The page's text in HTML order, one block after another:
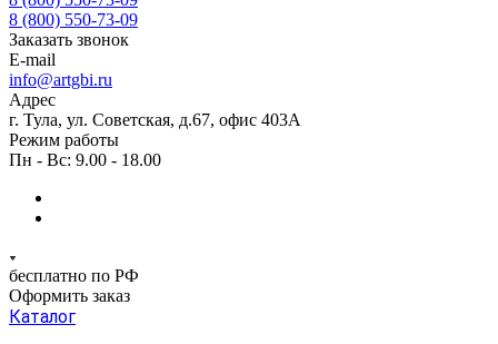
8 (800) 550-73-09
Заказать звонок
E-mail
info@artgbi.ru
Адрес
г. Тула, ул. Советская, д.67, офис 403А
Режим работы
Пн - Вс: 9.00 - 18.00
бесплатно по РФ
Оформить заказ
Каталог